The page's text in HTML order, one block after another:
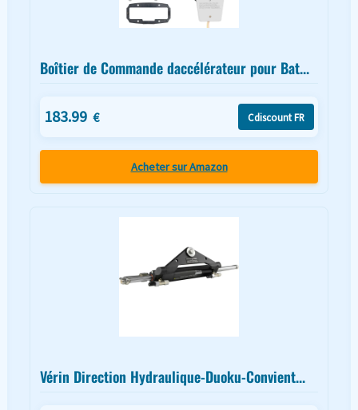
Boîtier de Commande daccélérateur pour Bat...
183.99 € Cdiscount FR
Acheter sur Amazon
Vérin Direction Hydraulique-Duoku-Convient...